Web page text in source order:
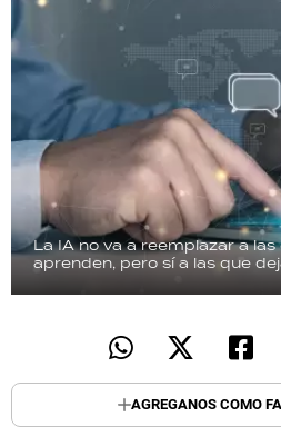
La IA no va a reemplazar a
aprenden, pero sí a las que
AGREGANOS COMO